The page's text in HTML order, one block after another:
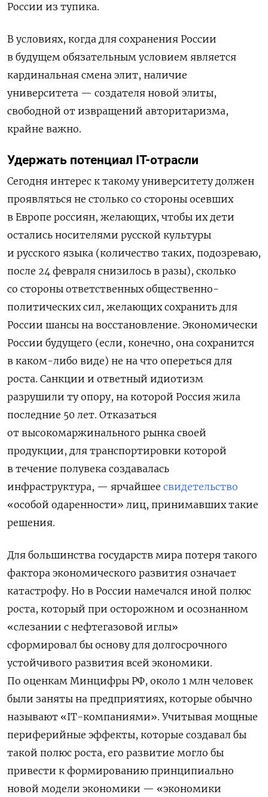
России из тупика.
В условиях, когда для сохранения России
в будущем обязательным условием является
кардинальная смена элит, наличие
университета — создателя новой элиты,
свободной от извращений авторитаризма,
крайне важно.
Удержать потенциал IT-отрасли
Сегодня интерес к такому университету должен
проявляться не столько со стороны осевших
в Европе россиян, желающих, чтобы их дети
остались носителями русской культуры
и русского языка (количество таких, подозреваю,
после 24 февраля снизилось в разы), сколько
со стороны ответственных общественно-
политических сил, желающих сохранить для
России шансы на восстановление. Экономически
России будущего (если, конечно, она сохранится
в каком-либо виде) не на что опереться для
роста. Санкции и ответный идиотизм
разрушили ту опору, на которой Россия жила
последние 50 лет. Отказаться
от высокомаржинального рынка своей
продукции, для транспортировки которой
в течение полувека создавалась
инфраструктура, — ярчайшее свидетельство
«особой одаренности» лиц, принимавших такие
решения.
Для большинства государств мира потеря такого
фактора экономического развития означает
катастрофу. Но в России намечался иной полюс
роста, который при осторожном и осознанном
«слезании с нефтегазовой иглы»
сформировал бы основу для долгосрочного
устойчивого развития всей экономики.
По оценкам Минцифры РФ, около 1 млн человек
были заняты на предприятиях, которые обычно
называют «IT-компаниями». Учитывая мощные
периферийные эффекты, которые создавал бы
такой полюс роста, его развитие могло бы
привести к формированию принципиально
новой модели экономики — «экономики